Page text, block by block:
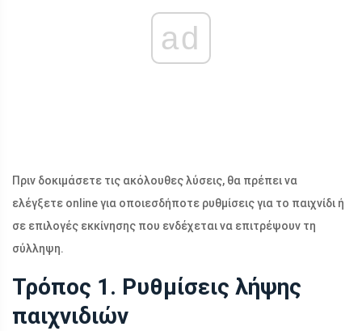
ad
Πριν δοκιμάσετε τις ακόλουθες λύσεις, θα πρέπει να
ελέγξετε online για οποιεσδήποτε ρυθμίσεις για το παιχνίδι ή
σε επιλογές εκκίνησης που ενδέχεται να επιτρέψουν τη
σύλληψη.
Τρόπος 1. Ρυθμίσεις λήψης
παιχνιδιών